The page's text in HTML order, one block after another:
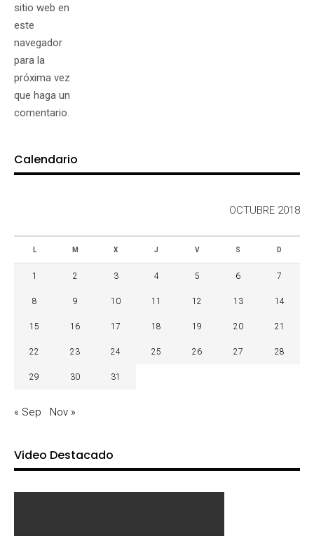
sitio web en
este
navegador
para la
próxima vez
que haga un
comentario.
Calendario
OCTUBRE 2018
L M X J V S D
1 2 3 4 5 6 7
8 9 10 11 12 13 14
15 16 17 18 19 20 21
22 23 24 25 26 27 28
29 30 31
« Sep Nov »
Video Destacado